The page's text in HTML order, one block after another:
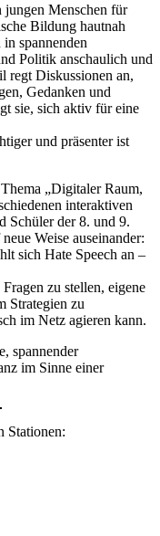
Menschen für
Bildung hautnah
spannenden
Politik anschaulich und
regt Diskussionen an,
Gedanken und
sie, sich aktiv für eine
und präsenter ist
„Digitaler Raum,
interaktiven
Schüler der 8. und 9.
Weise auseinander:
sich Hate Speech an –
zu stellen, eigene
Strategien zu
im Netz agieren kann.
spannender
im Sinne einer
Stationen: